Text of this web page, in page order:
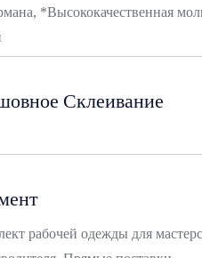
*Высококачественная
Склеивание
рабочей одежды для